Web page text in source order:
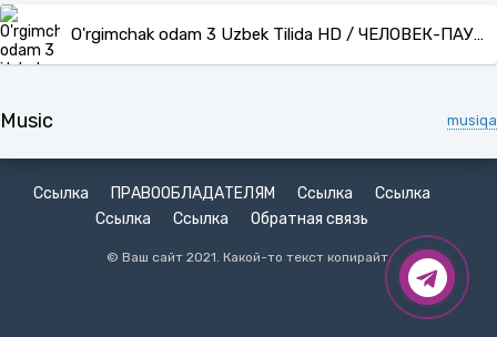
O'rgimchak odam 3 Uzbek Tilida HD / ЧЕЛОВЕК-ПАУК: 3 (УЗБЕК ТИЛИДА)
Music musiqa
Ссылка ПРАВООБЛАДАТЕЛЯМ Ссылка
Ссылка
Ссылка
Ссылка Обратная связь
© Ваш сайт 2021. Какой-то текст копирайт.